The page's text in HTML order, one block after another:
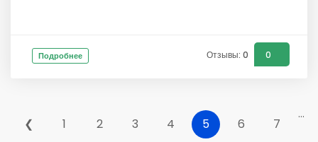
Подробнее Отзывы: 0 0
❮ 1 2 3 4 5 6 7
...